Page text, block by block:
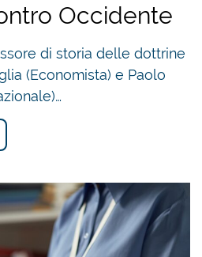
Occidente
di storia delle dottrine
(Economista) e Paolo